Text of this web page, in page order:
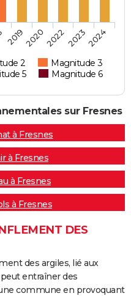
2
Magnitude 3
5 Magnitude 6
20192020202220232024
sur Fresnes
à Fresnes
à Fresnes
à Fresnes
à Fresnes
DES
des argiles, lié aux
entraîner des
commune en provoquant